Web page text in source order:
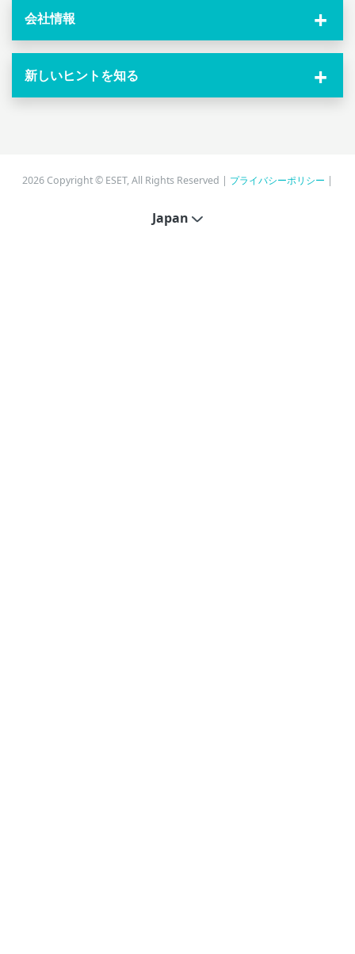
会社情報
新しいヒントを知る
2026 Copyright © ESET, All Rights Reserved | プライバシーポリシー
Japan